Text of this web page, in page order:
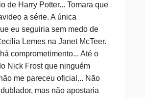
de Harry Potter... Tomara que
a série. A única
eu seguiria sem medo de
Lemes na Janet McTeer.
comprometimento... Até o
Nick Frost que ninguém
me pareceu oficial... Não
mas não apostaria